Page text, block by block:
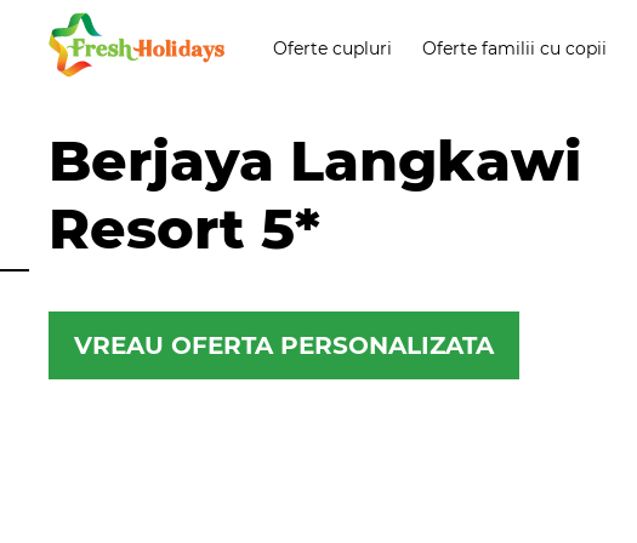
Oferte cupluri Oferte familii cu copii
Berjaya Langkawi
Resort 5*
VREAU OFERTA PERSONALIZATA